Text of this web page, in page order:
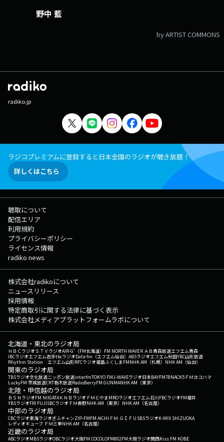
野中 藍
by ARTIST COMMONS
radiko.jp
ラジコプレミアムに登録すると日本全国のラジオが聴き放題！
詳しくはこちら
聴取について
配信エリア
利用規約
プライバシーポリシー
ライセンス情報
radiko news
株式会社radikoについて
ニュースリリース
採用情報
特定商取引に関する法律に基づく表示
株式会社メディアプラットフォームラボについて
北海道・東北のラジオ局
ＨＢＣラジオＳＴＶラジオAIR-G'（FM北海道） FM NORTH WAVEＲＡＢ青森放送エフエム青森
IBCラジオエフエム岩手tbcラジオDate fm（エフエム仙台） ABSラジオエフエム秋田YBC山形放送
Rhythm Station エフエム山形RFCラジオ福島ふくしまFMNHK AM（札幌） NHK AM（仙台）
関東のラジオ局
TBSラジオ文化放送ニッポン放送interfmTOKYO FMJ-WAVEラジオ日本BAYFM78NACK5 ＦＭヨコハマ
LuckyFM 茨城放送CRT栃木放送RadioBerryFM GUNMANHK AM（東京）
北陸・甲信越のラジオ局
ＢＳＮラジオFM NIIGATAＫＮＢラジオ ＦＭとやまMROラジオエフエム石川FBCラジオFM福井
YBSラジオFM FUJISBCラジオ ＦＭ長野NHK AM（東京） NHK AM（名古屋）
中部のラジオ局
CBCラジオ東海ラジオぎふチャンZIP-FMFM AICHI ＦＭ ＧＩＦＵ SBSラジオK-MIX SHIZUOKA
レディオキューブ ＦＭ三重NHK AM（名古屋）
近畿のラジオ局
ABCラジオMBSラジオOBCラジオ大阪FM COCOLOFM802FM大阪ラジオ関西Kiss FM KOBE